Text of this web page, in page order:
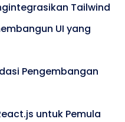
Tailwind
UI yang
Pengembangan
untuk Pemula